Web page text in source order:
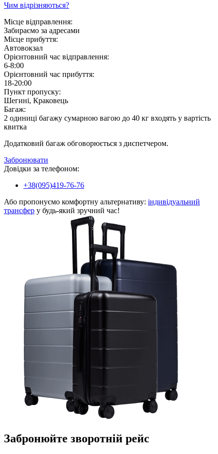
Чим відрізняються?
Місце відправлення:
Забираємо за адресами
Місце прибуття:
Автовокзал
Орієнтовний час відправлення:
6-8:00
Орієнтовний час прибуття:
18-20:00
Пункт пропуску:
Шегині, Краковець
Багаж:
2 одиниці багажу сумарною вагою до 40 кг входять у вартість
квитка
Додатковий багаж обговорюється з диспетчером.
Забронювати
Довідки за телефоном:
+38(095)419-76-76
Або пропонуємо комфортну альтернативу: індивідуальний
трансфер у будь-який зручний час!
Забронюйте зворотній рейс